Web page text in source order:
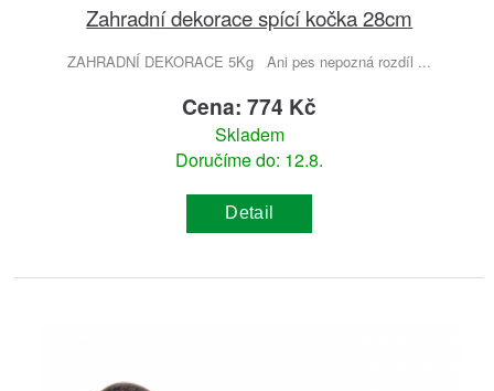
Zahradní dekorace spící kočka 28cm
ZAHRADNÍ DEKORACE 5Kg Ani pes nepozná rozdíl ...
Cena: 774 Kč
Skladem
Doručíme do: 12.8.
Detail